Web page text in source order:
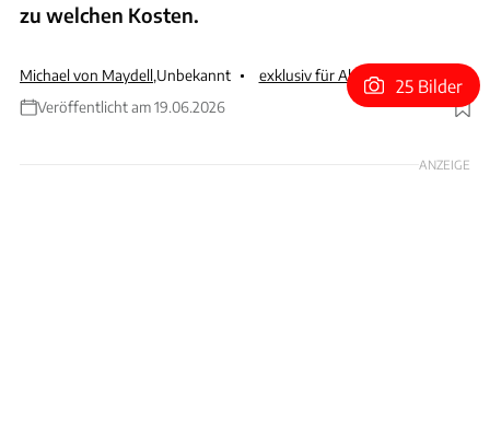
zu welchen Kosten.
Michael von Maydell,Unbekannt
exklusiv für Abonnenten
Veröffentlicht am 19.06.2026
Foto: ACHIM HARTMANN
25 Bilder
ANZEIGE